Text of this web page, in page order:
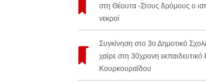
στη Θέουτα -Στους δρόμους ο
νεκροί
Συγκίνηση στο 3ο Δημοτικό
χαίρε στη 30χρονη εκπαιδευτικό
Κουρκουραΐδου